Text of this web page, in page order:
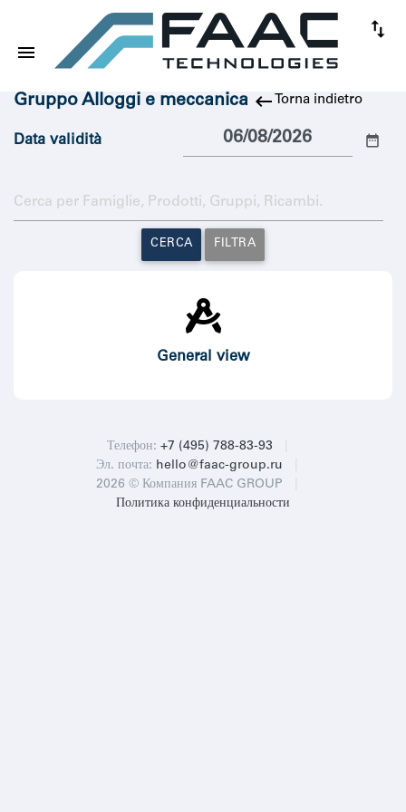
Gruppo Alloggi e meccanica keyboard_backspace Torna indietro
Data validità date_range
CERCA FILTRA
General view
Телефон: +7 (495) 788-83-93
Эл. почта: hello@faac-group.ru
2026 © Компания FAAC GROUP
Политика конфиденциальности